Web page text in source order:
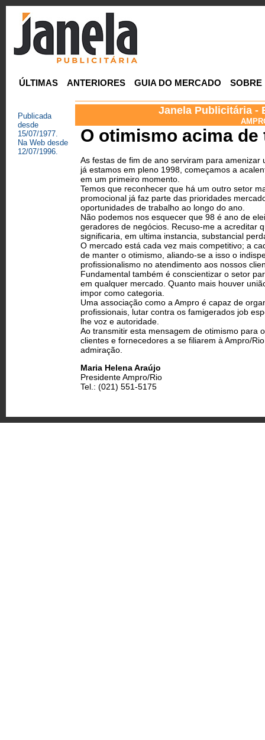
ÚLTIMAS ANTERIORES GUIA DO MERCADO SOBRE
Publicada
desde
15/07/1977.
Na Web desde
12/07/1996.
Janela Publicitária -
O otimismo acima de
As festas de fim de ano serviram para
já estamos em pleno 1998, começamos a
em um primeiro momento.
Temos que reconhecer que há um outro setor
promocional já faz parte das prioridades
oportunidades de trabalho ao longo do ano.
Não podemos nos esquecer que 98 é ano de
geradores de negócios. Recuso-me a acreditar
significaria, em ultima instancia, substancial
O mercado está cada vez mais competitivo; a
de manter o otimismo, aliando-se a isso o
profissionalismo no atendimento aos nossos
Fundamental também é conscientizar o setor
em qualquer mercado. Quanto mais houver
impor como categoria.
Uma associação como a Ampro é capaz de
profissionais, lutar contra os famigerados job
lhe voz e autoridade.
Ao transmitir esta mensagem de otimismo para
clientes e fornecedores a se filiarem à Ampro/
admiração.
Maria Helena Araújo
Presidente Ampro/Rio
Tel.: (021) 551-5175